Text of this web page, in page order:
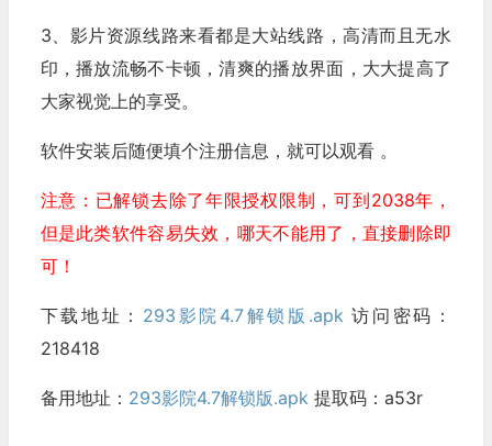
3、影片资源线路来看都是大站线路，高清而且无水
印，播放流畅不卡顿，清爽的播放界面，大大提高了
大家视觉上的享受。
软件安装后随便填个注册信息，就可以观看 。
注意：已解锁去除了年限授权限制，可到2038年，
但是此类软件容易失效，哪天不能用了，直接删除即
可！
下载地址： 293影院4.7解锁版.apk 访问密码：
218418
备用地址： 293影院4.7解锁版.apk 提取码：a53r